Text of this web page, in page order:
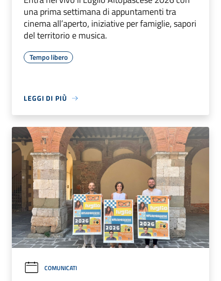
una prima settimana di appuntamenti tra
cinema all’aperto, iniziative per famiglie, sapori
del territorio e musica.
Tempo libero
LEGGI DI PIÙ
COMUNICATI